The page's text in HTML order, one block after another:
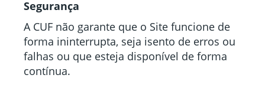
Segurança
A CUF não garante que o Site funcione de
forma ininterrupta, seja isento de erros ou
falhas ou que esteja disponível de forma
contínua.